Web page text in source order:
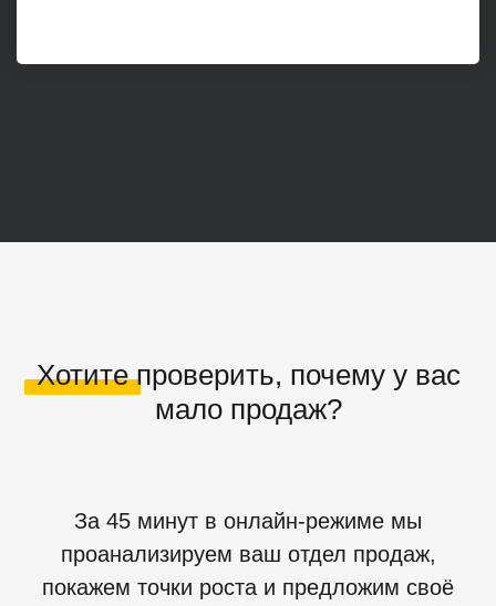
Хотите проверить, почему у вас
мало продаж?
За 45 минут в онлайн-режиме мы
проанализируем ваш отдел продаж,
покажем точки роста и предложим своё